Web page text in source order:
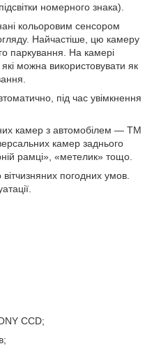
номерного знака).
кольоровим сенсором
Найчастіше, цю камеру
паркування. На камері
які можна використовувати як
під час увімкнення
камер з автомобілем — TM
камер заднього
рамці», «метелик» тощо.
погодних умов.
CCD;